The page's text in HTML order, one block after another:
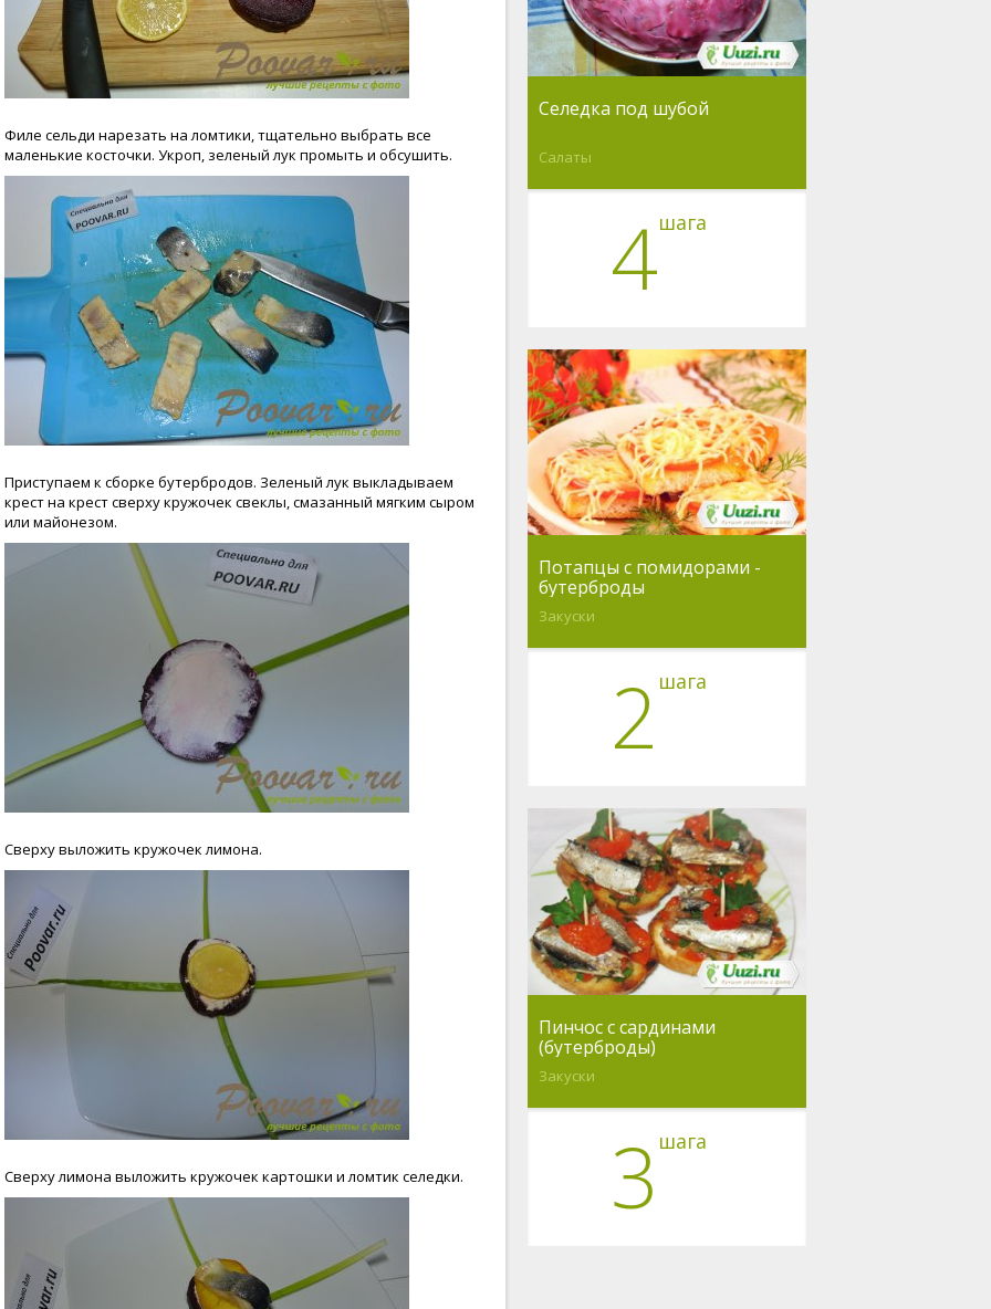
Филе сельди нарезать на ломтики, тщательно выбрать все
маленькие косточки. Укроп, зеленый лук промыть и обсушить.
Приступаем к сборке бутербродов. Зеленый лук выкладываем
крест на крест сверху кружочек свеклы, смазанный мягким сыром
или майонезом.
Сверху выложить кружочек лимона.
Сверху лимона выложить кружочек картошки и ломтик селедки.
Селедка под шубой
Салаты
4шага
Потапцы с помидорами -
бутерброды
Закуски
2 шага
Пинчос с сардинами
(бутерброды)
Закуски
3 шага